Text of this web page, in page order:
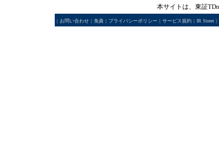
本サイトは、東証
| お問い合わせ | 免責 | プライバシーポリシー | サービス規約 | IR Street |